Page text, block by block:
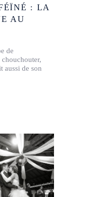
: LA
AU
de
chouchouter,
aussi de son